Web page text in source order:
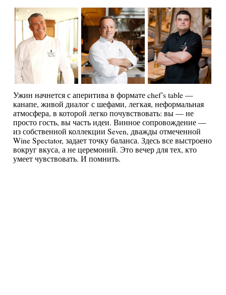
Ужин начнется с аперитива в формате chef’s table —
канапе, живой диалог с шефами, легкая, неформальная
атмосфера, в которой легко почувствовать: вы — не
просто гость, вы часть идеи. Винное сопровождение —
из собственной коллекции Seven, дважды отмеченной
Wine Spectator, задает точку баланса. Здесь все выстроено
вокруг вкуса, а не церемоний. Это вечер для тех, кто
умеет чувствовать. И помнить.